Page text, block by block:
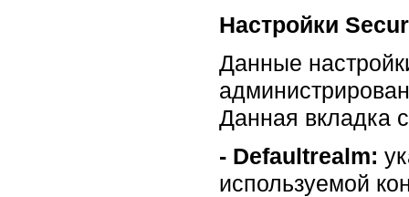
Настройки
Данные
Данная вкладка
- Defaultrealm:
используемой